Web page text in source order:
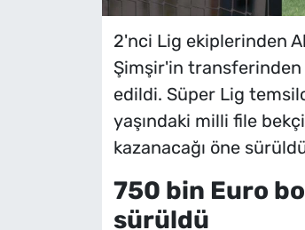
2'nci Lig ekiplerinden
Şimşir'in
edildi. Süper Lig
yaşındaki milli file
kazanacağı öne
750 bin Euro
sürüldü